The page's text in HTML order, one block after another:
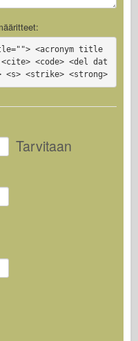
<acronym title
<code> <del dat
<s> <strike> <strong>
Tarvitaan